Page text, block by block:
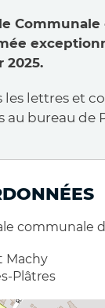
Communale
2025.
les lettres et
au bureau de
communale
Machy
Plâtres